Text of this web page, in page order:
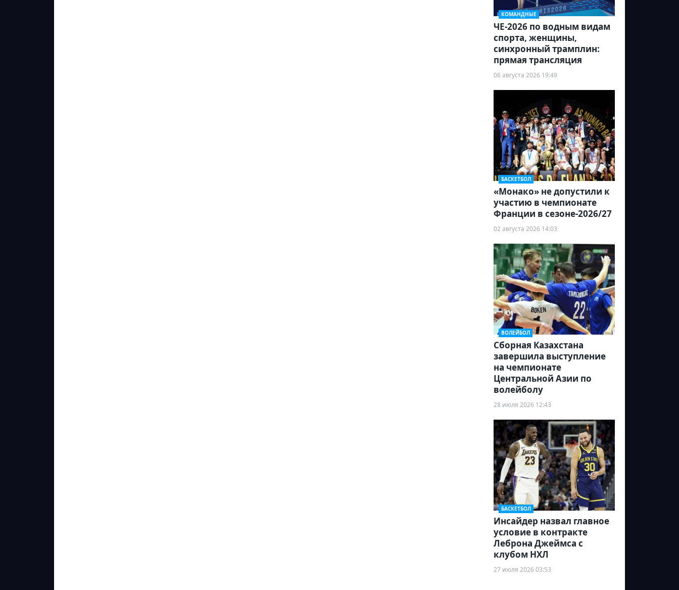
КОМАНДНЫЕ
ЧЕ-2026 по водным видам
спорта, женщины,
синхронный трамплин:
прямая трансляция
06 августа 2026 19:49
БАСКЕТБОЛ
«Монако» не допустили к
участию в чемпионате
Франции в сезоне-2026/27
02 августа 2026 14:03
ВОЛЕЙБОЛ
Сборная Казахстана
завершила выступление
на чемпионате
Центральной Азии по
волейболу
28 июля 2026 12:43
БАСКЕТБОЛ
Инсайдер назвал главное
условие в контракте
Леброна Джеймса с
клубом НХЛ
27 июля 2026 03:53